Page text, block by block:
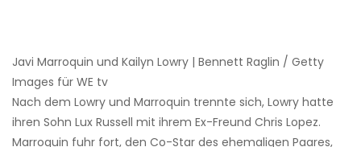
Javi Marroquin und Kailyn Lowry | Bennett Raglin / Getty
Images für WE tv
Nach dem Lowry und Marroquin trennte sich, Lowry hatte
ihren Sohn Lux Russell mit ihrem Ex-Freund Chris Lopez.
Marroquin fuhr fort, den Co-Star des ehemaligen Paares,